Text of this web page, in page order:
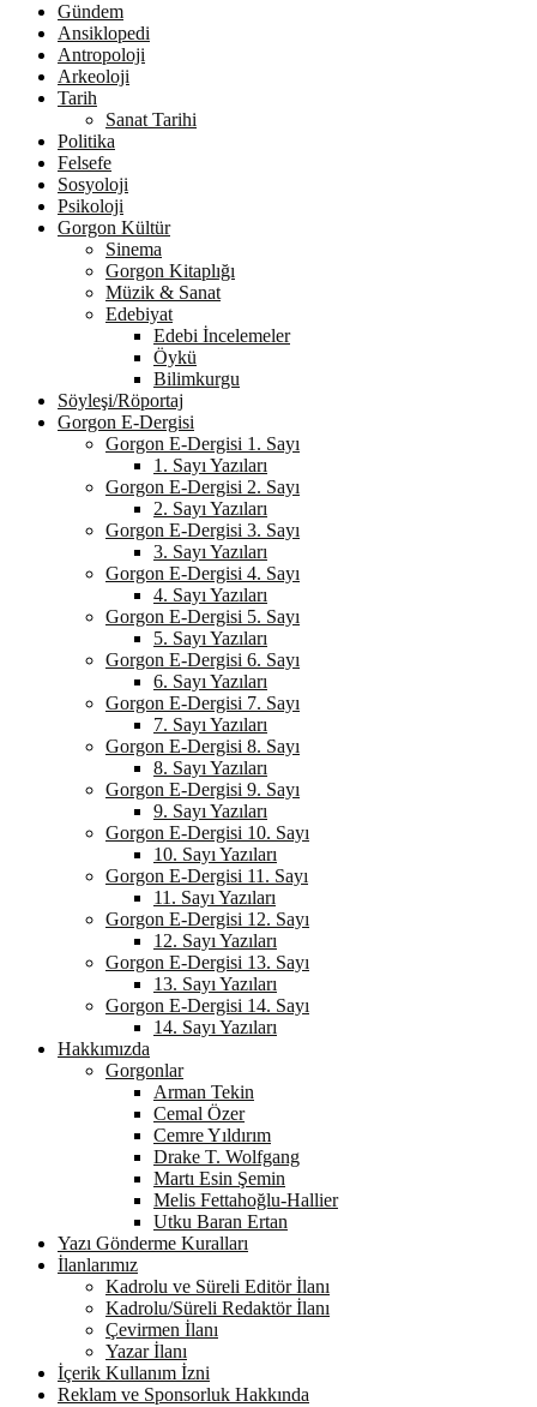
Gündem
Ansiklopedi
Antropoloji
Arkeoloji
Tarih
Sanat Tarihi
Politika
Felsefe
Sosyoloji
Psikoloji
Gorgon Kültür
Sinema
Gorgon Kitaplığı
Müzik & Sanat
Edebiyat
Edebi İncelemeler
Öykü
Bilimkurgu
Söyleşi/Röportaj
Gorgon E-Dergisi
Gorgon E-Dergisi 1. Sayı
1. Sayı Yazıları
Gorgon E-Dergisi 2. Sayı
2. Sayı Yazıları
Gorgon E-Dergisi 3. Sayı
3. Sayı Yazıları
Gorgon E-Dergisi 4. Sayı
4. Sayı Yazıları
Gorgon E-Dergisi 5. Sayı
5. Sayı Yazıları
Gorgon E-Dergisi 6. Sayı
6. Sayı Yazıları
Gorgon E-Dergisi 7. Sayı
7. Sayı Yazıları
Gorgon E-Dergisi 8. Sayı
8. Sayı Yazıları
Gorgon E-Dergisi 9. Sayı
9. Sayı Yazıları
Gorgon E-Dergisi 10. Sayı
10. Sayı Yazıları
Gorgon E-Dergisi 11. Sayı
11. Sayı Yazıları
Gorgon E-Dergisi 12. Sayı
12. Sayı Yazıları
Gorgon E-Dergisi 13. Sayı
13. Sayı Yazıları
Gorgon E-Dergisi 14. Sayı
14. Sayı Yazıları
Hakkımızda
Gorgonlar
Arman Tekin
Cemal Özer
Cemre Yıldırım
Drake T. Wolfgang
Martı Esin Şemin
Melis Fettahoğlu-Hallier
Utku Baran Ertan
Yazı Gönderme Kuralları
İlanlarımız
Kadrolu ve Süreli Editör İlanı
Kadrolu/Süreli Redaktör İlanı
Çevirmen İlanı
Yazar İlanı
İçerik Kullanım İzni
Reklam ve Sponsorluk Hakkında